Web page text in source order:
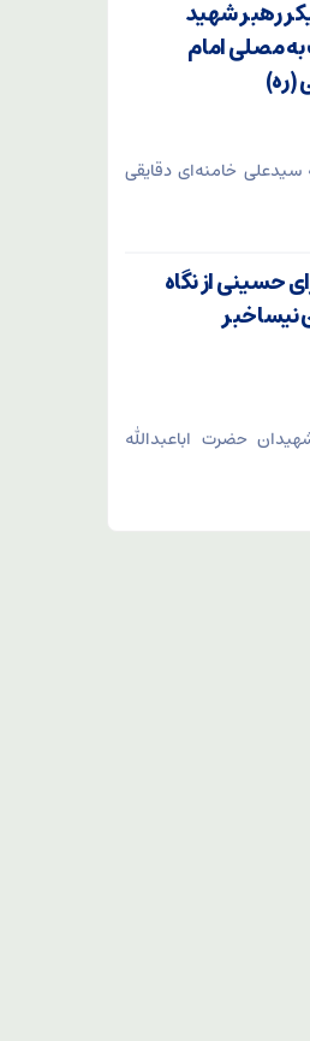
رهبر شهید
به مصلی امام
(ره)
سیدعلی خامنه‌ای دقایقی
حسینی از نگاه
نیساخبر
حضرت اباعبدالله